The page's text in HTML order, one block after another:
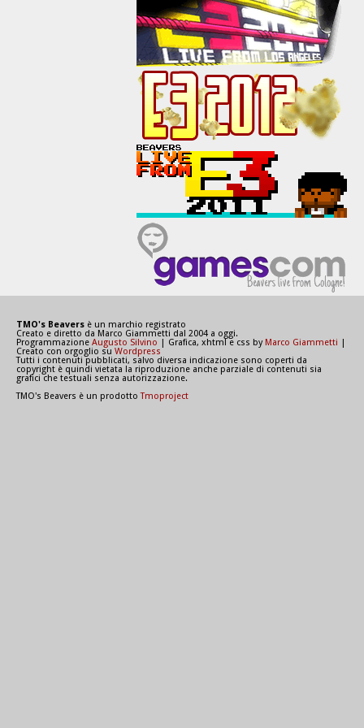
TMO's Beavers è un marchio registrato
Creato e diretto da Marco Giammetti dal 2004 a oggi.
Programmazione Augusto Silvino | Grafica, xhtml e css byMarco Giammetti
Creato con orgoglio su Wordpress
Tutti i contenuti pubblicati, salvo diversa indicazione sono coperti da
copyright è quindi vietata la riproduzione anche parziale di contenuti sia
grafici che testuali senza autorizzazione.
TMO's Beavers è un prodottoTmoproject